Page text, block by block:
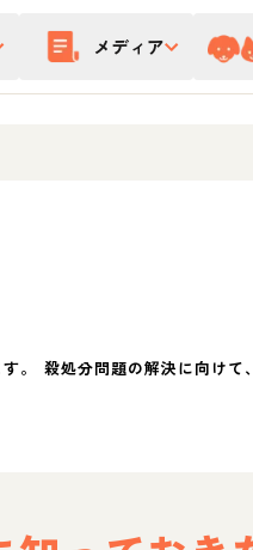
メディア
。 殺処分問題の解決に向け